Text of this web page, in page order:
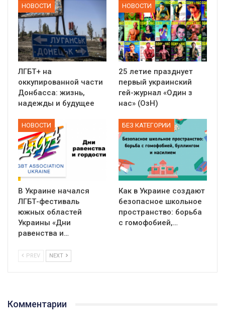
НОВОСТИ
ЛГБТ+ на
оккупированной части
Донбасса: жизнь,
надежды и будущее
НОВОСТИ
25 летие празднует
первый украинский
гей-журнал «Один з
нас» (ОзН)
НОВОСТИ
В Украине начался
ЛГБТ-фестиваль
южных областей
Украины «Дни
равенства и…
БЕЗ КАТЕГОРИИ
Как в Украине создают
безопасное школьное
пространство: борьба
с гомофобией,…
PREV NEXT
Комментарии